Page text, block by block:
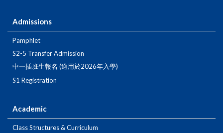
Admissions
Pamphlet
S2-5 Transfer Admission
中一插班生報名 (適用於2026年入學)
S1 Registration
Academic
Class Structures & Curriculum